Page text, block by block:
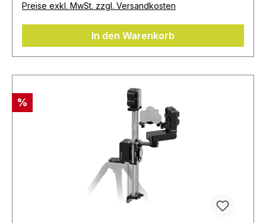
Preise exkl. MwSt. zzgl. Versandkosten
In den Warenkorb
%